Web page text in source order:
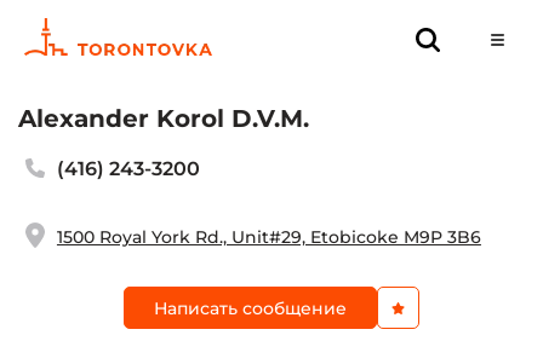
Alexander Korol D.V.M.
(416) 243-3200
1500 Royal York Rd., Unit#29, Etobicoke M9P 3B6
Написать сообщение